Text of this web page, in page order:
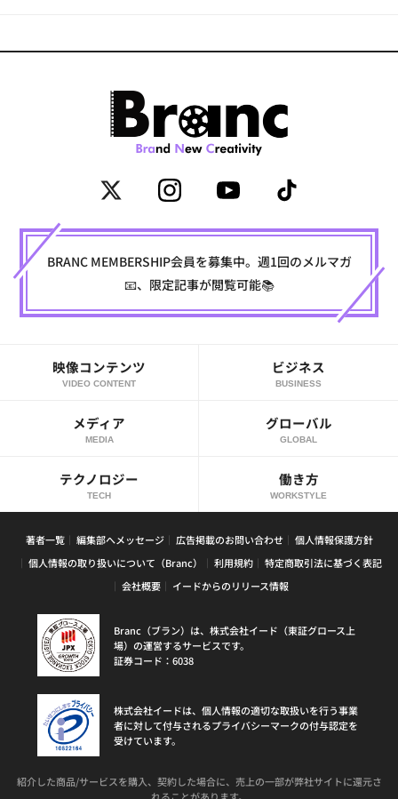
BRANC MEMBERSHIP会員を募集中。週1回のメルマガ
📧、限定記事が閲覧可能📚
映像コンテンツ
VIDEO CONTENT
ビジネス
BUSINESS
メディア
MEDIA
グローバル
GLOBAL
テクノロジー
TECH
働き方
WORKSTYLE
著者一覧 編集部へメッセージ 広告掲載のお問い合わせ
個人情報保護方針
個人情報の取り扱いについて（Branc）
利用規約
特定商取引法に基づく表記
会社概要
イードからのリリース情報
Branc（ブラン）は、株式会社イード（東証グロース上
場）の運営するサービスです。
証券コード：6038
株式会社イードは、個人情報の適切な取扱いを行う事業
者に対して付与されるプライバシーマークの付与認定を
受けています。
紹介した商品/サービスを購入、契約した場合に、売上の一部が弊社サイトに還元さ